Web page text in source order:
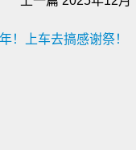
！上车去搞感谢祭！